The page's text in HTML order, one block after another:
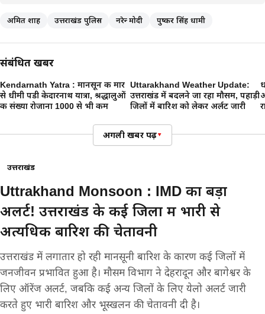
अमित शाह उत्तराखंड पुलिस नरेन्द्र मोदी पुष्कर सिंह धामी
संबंधित खबरें
Kendarnath Yatra : मानसून की मार
से धीमी पडी केदारनाथ यात्रा, श्रद्धालुओं
की संख्या रोजाना 1000 से भी कम
Uttarakhand Weather Update:
उत्तराखंड में बदलने जा रहा मौसम, पहाड़ी
जिलों में बारिश को लेकर अर्लट जारी
अगली खबर पढ़ें▾
उत्तराखंड
Uttrakhand Monsoon : IMD का बड़ा
अलर्ट! उत्तराखंड के कई जिलों में भारी से
अत्यधिक बारिश की चेतावनी
उत्तराखंड में लगातार हो रही मानसूनी बारिश के कारण कई जिलों में
जनजीवन प्रभावित हुआ है। मौसम विभाग ने देहरादून और बागेश्वर के
लिए ऑरेंज अलर्ट, जबकि कई अन्य जिलों के लिए येलो अलर्ट जारी
करते हुए भारी बारिश और भूस्खलन की चेतावनी दी है।